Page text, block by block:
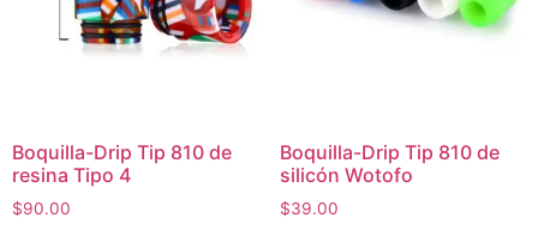
Boquilla-Drip Tip 810 de
resina Tipo 4
$90.00
Boquilla-Drip Tip 810 de
silicón Wotofo
$39.00